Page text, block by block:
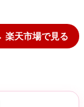
楽天市場で見る